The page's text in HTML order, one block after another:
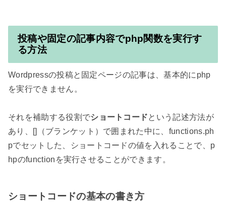
投稿や固定の記事内容でphp関数を実行す
る方法
Wordpressの投稿と固定ページの記事は、基本的にphp
を実行できません。
それを補助する役割でショートコードという記述方法が
あり、[]（ブランケット）で囲まれた中に、functions.ph
pでセットした、ショートコードの値を入れることで、p
hpのfunctionを実行させることができます。
ショートコードの基本の書き方